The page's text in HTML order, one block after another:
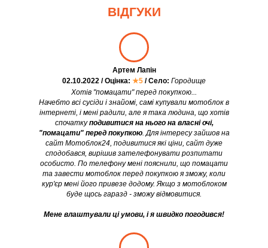
ВІДГУКИ
Хотів "помацати" перед покупкою...
Начебто всі сусіди і знайомі, самі купували мотоблок в
інтернеті, і мені радили, але я така людина, що хотів
спочаткуподивитися на нього на власні очі,
"помацати" перед покупкою. Для інтересу зайшов на
сайт Мотоблок24, подивитися які ціни, сайт дуже
сподобався, вирішив зателефонувати розпитати
особисто. По телефону мені пояснили, що помацати
та завести мотоблок перед покупкою я зможу, коли
кур'єр мені його привезе додому. Якщо з мотоблоком
буде щось гаразд - зможу відмовитися.
Мене влаштували ці умови, і я швидко погодився!
Артем Лапін
02.10.2022 / Оцінка: ★5 / Село: Городище